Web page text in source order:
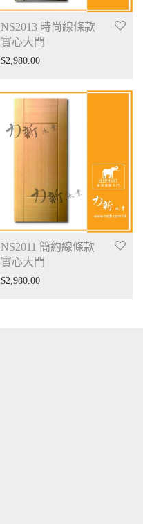
NS2013 時尚線條款
實心大門
$2,980.00
NS2011 簡約線條款
實心大門
$2,980.00